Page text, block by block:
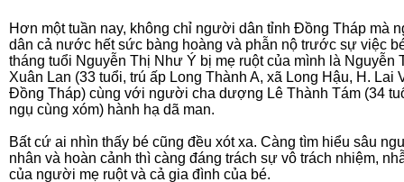
Hơn một tuần nay, không chỉ người dân tỉnh Đồng Tháp mà
dân cả nước hết sức bàng hoàng và phẫn nộ trước sự việc
tháng tuổi Nguyễn Thị Như Ý bị mẹ ruột của mình là Nguyễn
Xuân Lan (33 tuổi, trú ấp Long Thành A, xã Long Hậu, H. Lai
Đồng Tháp) cùng với người cha dượng Lê Thành Tám (34
ngụ cùng xóm) hành hạ dã man.
Bất cứ ai nhìn thấy bé cũng đều xót xa. Càng tìm hiểu sâu
nhân và hoàn cảnh thì càng đáng trách sự vô trách nhiệm,
của người mẹ ruột và cả gia đình của bé.